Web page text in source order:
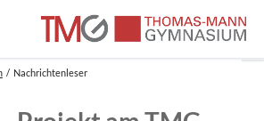
Nachrichtenleser